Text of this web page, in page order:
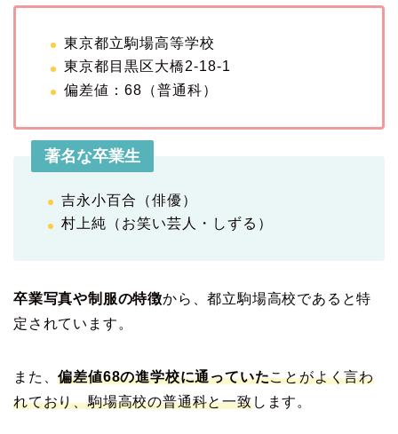
東京都立駒場高等学校
東京都目黒区大橋2-18-1
偏差値：68（普通科）
著名な卒業生
吉永小百合（俳優）
村上純（お笑い芸人・しずる）
卒業写真や制服の特徴から、都立駒場高校であると特
定されています。
また、偏差値68の進学校に通っていたことがよく言わ
れており、駒場高校の普通科と一致します。